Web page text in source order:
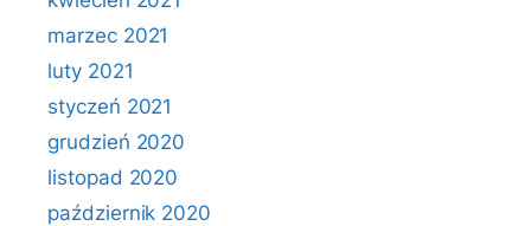
marzec 2021
luty 2021
styczeń 2021
grudzień 2020
listopad 2020
październik 2020